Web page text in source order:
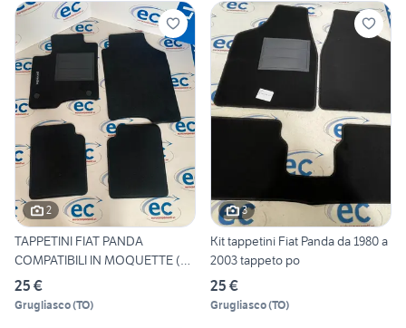
2
TAPPETINI FIAT PANDA
COMPATIBILI IN MOQUETTE (
DAL
25 €
Grugliasco(TO)
3
Kit tappetini Fiat Panda da 1980 a
2003 tappeto po
25 €
Grugliasco(TO)